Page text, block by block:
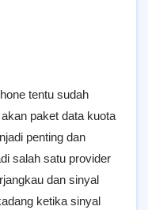
tentu sudah
paket data kuota
penting dan
salah satu provider
dan sinyal
ketika sinyal